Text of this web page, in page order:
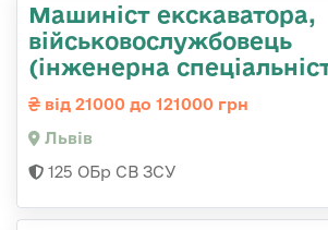
Машиніст екскаватора,
військовослужбовець
(інженерна
від 21000 до 121000 грн
Львів
125 ОБр СВ ЗСУ